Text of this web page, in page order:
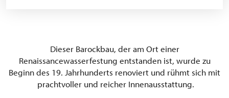
Dieser Barockbau, der am Ort einer
Renaissancewasserfestung entstanden ist, wurde zu
Beginn des 19. Jahrhunderts renoviert und rühmt sich mit
prachtvoller und reicher Innenausstattung.